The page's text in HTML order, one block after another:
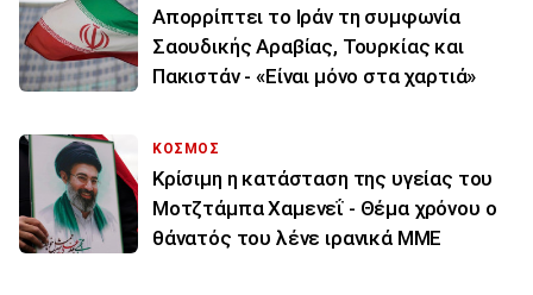
Απορρίπτει το Ιράν τη συμφωνία
Σαουδικής Αραβίας, Τουρκίας και
Πακιστάν - «Είναι μόνο στα χαρτιά»
ΚΟΣΜΟΣ
Κρίσιμη η κατάσταση της υγείας του
Μοτζτάμπα Χαμενεΐ - Θέμα χρόνου ο
θάνατός του λένε ιρανικά ΜΜΕ